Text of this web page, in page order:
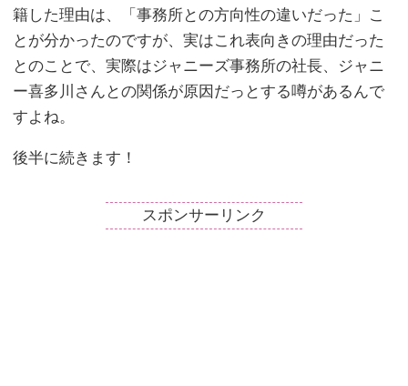
籍した理由は、「事務所との方向性の違いだった」こ
とが分かったのですが、実はこれ表向きの理由だった
とのことで、実際はジャニーズ事務所の社長、ジャニ
ー喜多川さんとの関係が原因だっとする噂があるんで
すよね。
後半に続きます！
スポンサーリンク